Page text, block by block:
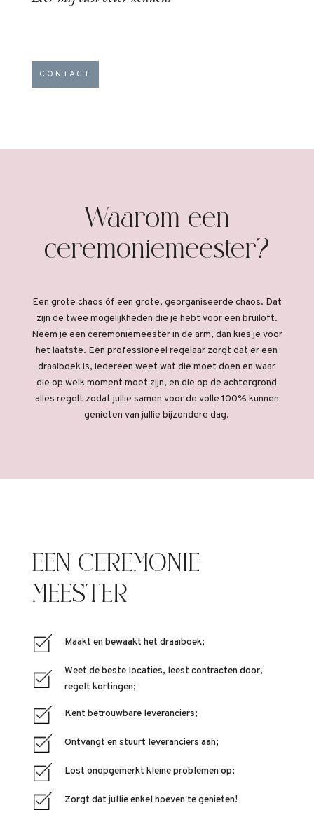
CONTACT
Waarom een
ceremoniemeester?
Een grote chaos óf een grote, georganiseerde chaos. Dat
zijn de twee mogelijkheden die je hebt voor een bruiloft.
Neem je een ceremoniemeester in de arm, dan kies je voor
het laatste. Een professioneel regelaar zorgt dat er een
draaiboek is, iedereen weet wat die moet doen en waar
die op welk moment moet zijn, en die op de achtergrond
alles regelt zodat jullie samen voor de volle 100% kunnen
genieten van jullie bijzondere dag.
EEN CEREMONIE
MEESTER
Maakt en bewaakt het draaiboek;
Weet de beste locaties, leest contracten door,
regelt kortingen;
Kent betrouwbare leveranciers;
Ontvangt en stuurt leveranciers aan;
Lost onopgemerkt kleine problemen op;
Zorgt dat jullie enkel hoeven te genieten!